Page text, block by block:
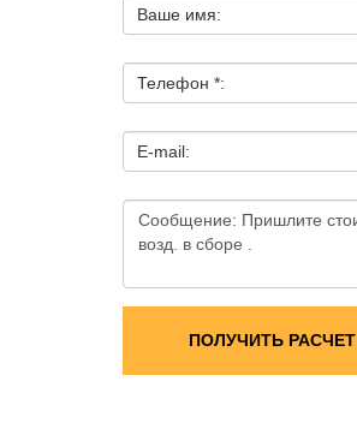
Ваше имя:
Телефон *:
E-mail:
ПОЛУЧИТЬ РАСЧЕТ